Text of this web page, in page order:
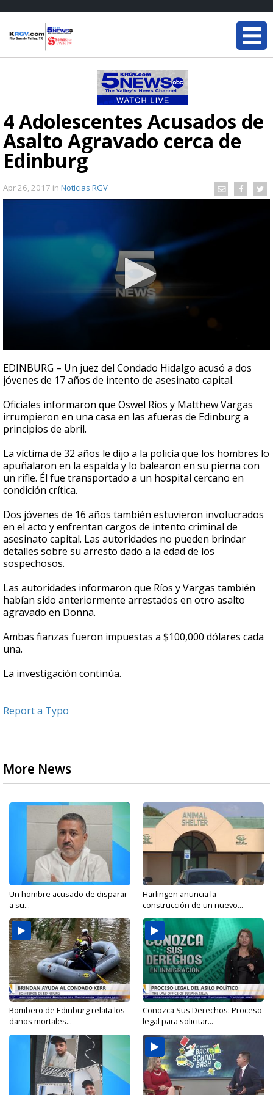
4 Adolescentes Acusados de
Asalto Agravado cerca de
Edinburg
Apr 26, 2017 in Noticias RGV
seconds
of
31
EDINBURG – Un juez del Condado Hidalgo acusó a dos
jóvenes de 17 años de intento de asesinato capital.
Oficiales informaron que Oswel Ríos y Matthew Vargas
irrumpieron en una casa en las afueras de Edinburg a
principios de abril.
La víctima de 32 años le dijo a la policía que los hombres lo
apuñalaron en la espalda y lo balearon en su pierna con
un rifle. Él fue transportado a un hospital cercano en
condición crítica.
Dos jóvenes de 16 años también estuvieron involucrados
en el acto y enfrentan cargos de intento criminal de
asesinato capital. Las autoridades no pueden brindar
detalles sobre su arresto dado a la edad de los
sospechosos.
Las autoridades informaron que Ríos y Vargas también
habían sido anteriormente arrestados en otro asalto
agravado en Donna.
Ambas fianzas fueron impuestas a $100,000 dólares cada
una.
La investigación continúa.
Report a Typo
More News
Un hombre acusado de disparar
a su...
Harlingen anuncia la
construcción de un nuevo...
Bombero de Edinburg relata los
daños mortales...
Conozca Sus Derechos: Proceso
legal para solicitar...